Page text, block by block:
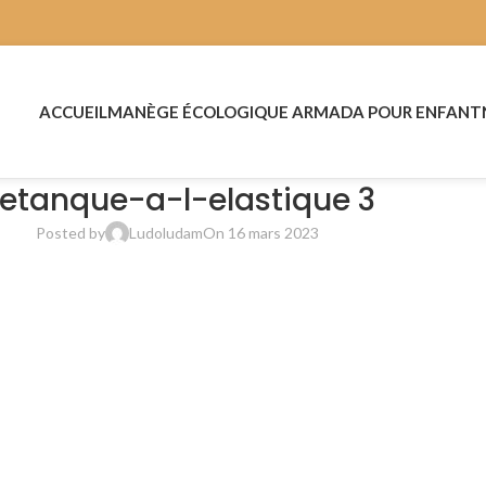
ACCUEIL MANÈGE ÉCOLOGIQUE ARMADA POUR ENFANT
a-l-elastique 3
Posted by LudoludamOn 16 mars 2023